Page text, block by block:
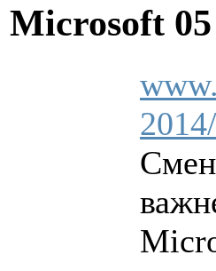
Microsoft